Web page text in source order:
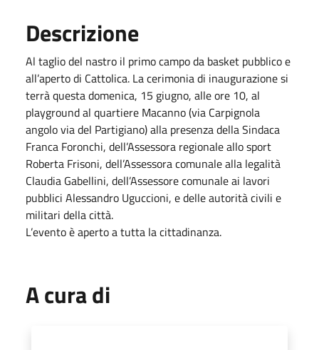
Descrizione
Al taglio del nastro il primo campo da basket pubblico e
all’aperto di Cattolica. La cerimonia di inaugurazione si
terrà questa domenica, 15 giugno, alle ore 10, al
playground al quartiere Macanno (via Carpignola
angolo via del Partigiano) alla presenza della Sindaca
Franca Foronchi, dell’Assessora regionale allo sport
Roberta Frisoni, dell’Assessora comunale alla legalità
Claudia Gabellini, dell’Assessore comunale ai lavori
pubblici Alessandro Uguccioni, e delle autorità civili e
militari della città.
L’evento è aperto a tutta la cittadinanza.
A cura di